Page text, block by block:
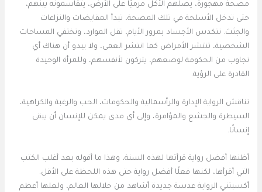
مصحة مهجورة، يصلهم الأكل مرميًا على الأرض، يتقاسمونه بينهم،
حتى تدخل الأسلحة في تلك المصحة، تبدأ المقايضات والنزاعات
والجثث. تتكدس الأجساد بمرور الأيام، تقل الموارد، وتختفي المساحات
الشخصية، تنتشر الأمراض كما انتشر العمى، ولا يبدو أن هناك أي
تجاوب من الحكومة لوضعهم، يتركون لأنفسهم، وللمرأة الوحيدة
القادرة على الرؤية.
تناقش الرواية الإدارة والرأسمالية والحكومات، الحب والرغبة والكراهية،
السيطرة والجشع والمؤامرة، وإلى أي مدى يمكن للإنسان أن يبقى
إنسانًا.
أظنها أفضل رواية قرأتها لهذه السنة، وهذا ما أقوله بعد أغلب الكتب
التي أقرأها، لكنها فعلًا أفضل رواية حتى هذه اللحظة على الأقل.
أكسبتني الرواية عدسة جديدة أشاهد من خلالها العالم، ولعلها أعظم